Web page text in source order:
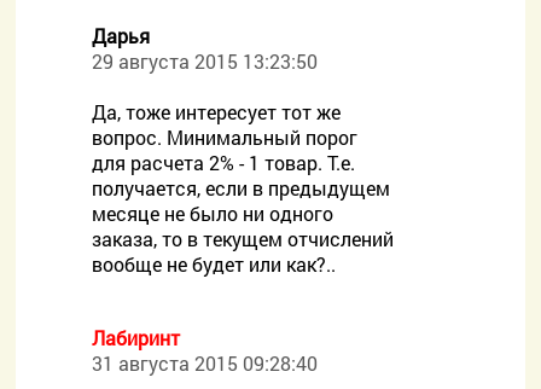
Дарья
29 августа 2015 13:23:50
Да, тоже интересует тот же
вопрос. Минимальный порог
для расчета 2% - 1 товар. Т.е.
получается, если в предыдущем
месяце не было ни одного
заказа, то в текущем отчислений
вообще не будет или как?..
Лабиринт
31 августа 2015 09:28:40